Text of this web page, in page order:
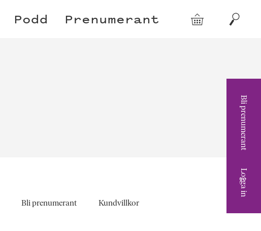
Podd Prenumerant Varukorg Sök
Bli prenumerant
Logga in
Bli prenumerant Kundvillkor